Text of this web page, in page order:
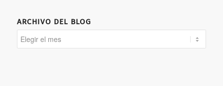
ARCHIVO DEL BLOG